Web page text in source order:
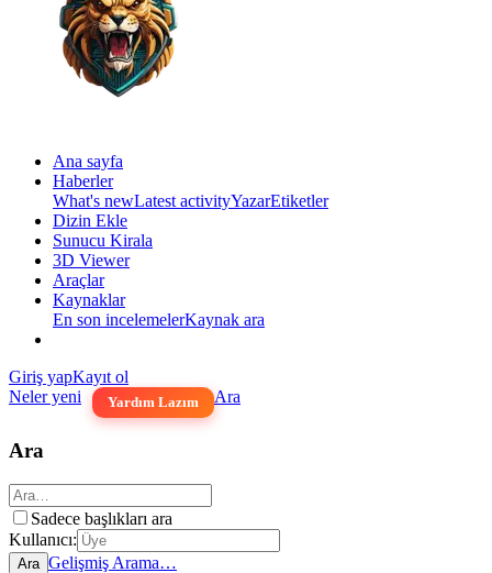
Ana sayfa
Haberler
What's newLatest activityYazarEtiketler
Dizin Ekle
Sunucu Kirala
3D Viewer
Araçlar
Kaynaklar
En son incelemelerKaynak ara
Giriş yapKayıt ol
Neler yeni
Yardım Lazım Ara
Ara
Sadece başlıkları ara
Kullanıcı:
Ara Gelişmiş Arama…